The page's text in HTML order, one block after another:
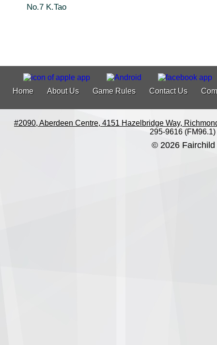
No.7 K.Tao
Home About Us Game Rules Contact Us
#2090, Aberdeen Centre, 4151 Hazelbridge Way,
295-9616 (FM96.1)
© 2026 Fairchild